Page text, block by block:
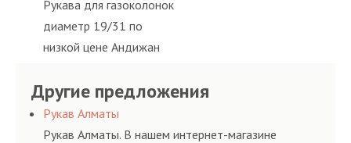
Рукава для газоколонок
диаметр 19/31 по
низкой цене Андижан
Другие предложения
Рукав Алматы
Рукав Алматы. В нашем интернет-магазине